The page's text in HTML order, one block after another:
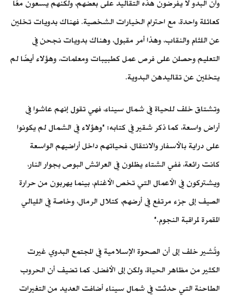
وأن البدو لا يفرضون هذه التقاليد على بعضهم، ولكنهم يسعون معًا
كعائلة واحدة، مع احترام الخيارات الشخصية. فهناك بدويات تخلين
عن اللثام والنقاب، وهذا أمر مقبول، وهناك بدويات نجحن في
التعليم وحصلن على فرص عمل كطبيبات ومعلمات، وهؤلاء أيضًا لم
يتخلين عن تقاليدهن البدوية.
وتشتاق خلف للحياة في شمال سيناء، فهي تقول إنهم عاشوا في
أراض واسعة، كما ذكر شقير في كتابه: "وهؤلاء في الشمال لم يكونوا
على دراية بالأسفار والانتقال، فحياتهم داخل أراضيهم الواسعة
كانت رائعة، ففي الشتاء يظلون في العرائش البوص بجوار النار،
ويشتركون في الأعمال التي تخص الأغنام، بينما يهربون من حرارة
الصيف إلى جزء مرتفع في أرضهم، كتلال الرمال، وخاصة في الليالي
المقمرة لمراقبة النجوم."
وتُشير خلف إلى أن الصحوة الإسلامية في المجتمع البدوي غيرت
الكثير من مظاهر الحياة، ولكن إلى الأفضل. كما تضيف أن الحروب
الطاحنة التي حدثت في شمال سيناء أضافت العديد من التغيرات